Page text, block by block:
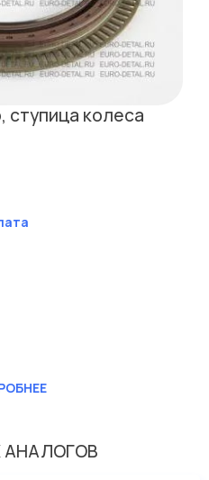
колеса
PETERS ENNEPETAL
175